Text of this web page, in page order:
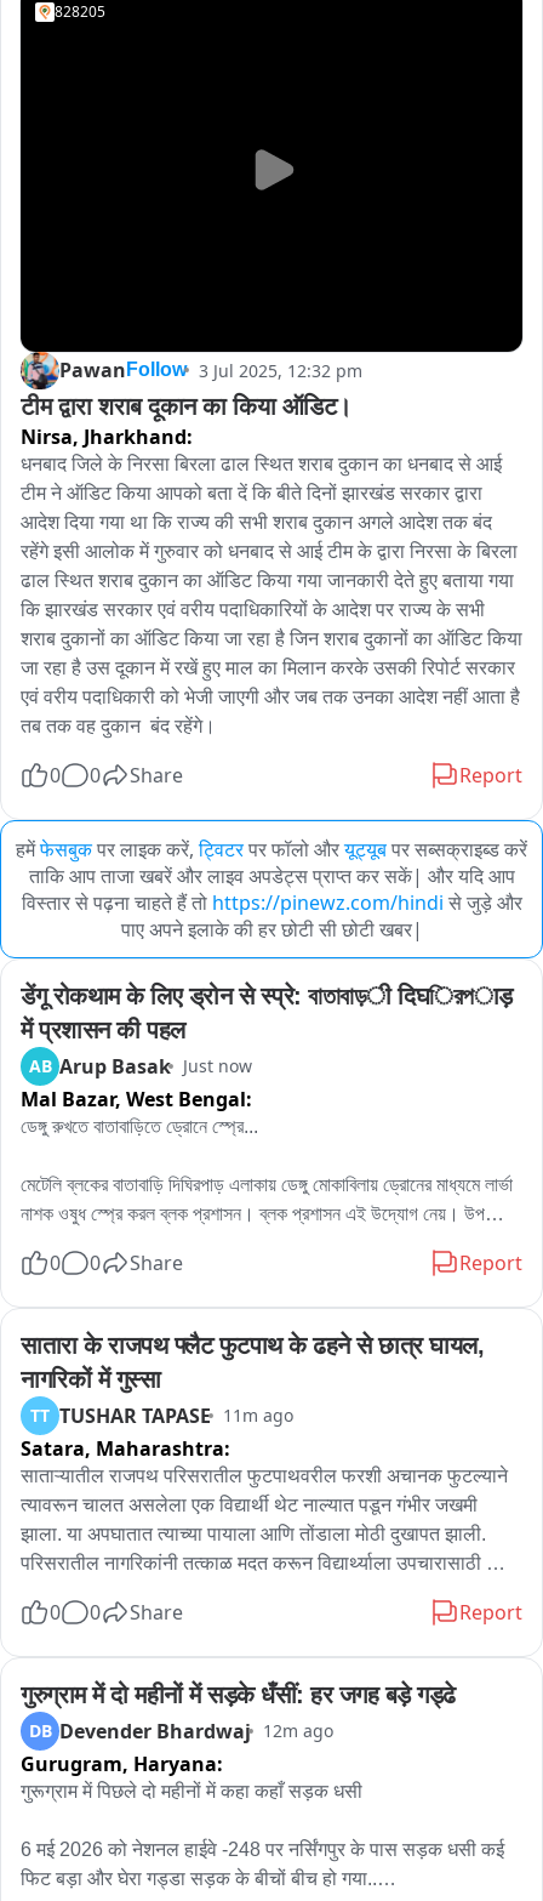
828205
Pawan Follow 3 Jul 2025, 12:32 pm
टीम द्वारा शराब दूकान का किया ऑडिट।
Nirsa, Jharkhand:
धनबाद जिले के निरसा बिरला ढाल स्थित शराब दुकान का धनबाद से आई
टीम ने ऑडिट किया आपको बता दें कि बीते दिनों झारखंड सरकार द्वारा
आदेश दिया गया था कि राज्य की सभी शराब दुकान अगले आदेश तक बंद
रहेंगे इसी आलोक में गुरुवार को धनबाद से आई टीम के द्वारा निरसा के बिरला
ढाल स्थित शराब दुकान का ऑडिट किया गया जानकारी देते हुए बताया गया
कि झारखंड सरकार एवं वरीय पदाधिकारियों के आदेश पर राज्य के सभी
शराब दुकानों का ऑडिट किया जा रहा है जिन शराब दुकानों का ऑडिट किया
जा रहा है उस दूकान में रखें हुए माल का मिलान करके उसकी रिपोर्ट सरकार
एवं वरीय पदाधिकारी को भेजी जाएगी और जब तक उनका आदेश नहीं आता है
तब तक वह दुकान  बंद रहेंगे।
0 0 Share Report
हमेंफेसबुकपर लाइक करें, ट्विटरपर फॉलो औरयूट्यूबपर सब्सक्राइब्ड करें
ताकि आप ताजा खबरें और लाइव अपडेट्स प्राप्त कर सकें| और यदि आप
विस्तार से पढ़ना चाहते हैं तो https://pinewz.com/hindi से जुड़े और
पाए अपने इलाके की हर छोटी सी छोटी खबर|
डेंगू रोकथाम के लिए ड्रोन से स्प्रे: বাতাবাড়ी दिघিরপाड़
में प्रशासन की पहल
AB Arup Basak Just now
Mal Bazar, West Bengal:
ডেঙ্গু রুখতে বাতাবাড়িতে ড্রোনে স্প্রে...
মেটেলি ব্লকের বাতাবাড়ি দিঘিরপাড় এলাকায় ডেঙ্গু মোকাবিলায় ড্রোনের মাধ্যমে লার্ভা
নাশক ওষুধ স্প্রে করল ব্লক প্রশাসন। ব্লক প্রশাসন এই উদ্যোগ নেয়। উপস্থিত
এক শিশুর ডেঙ্গু আক্রান্তের হদিশ মেলে। শিশুটিকে মাল সুপার স্পেশালিটি হাসপাতালে
ও সংলগ্ন এলাকায় ৩৬ জন ডেঙ্গু আক্রান্ত হয়েছেন। সকলেই বর্তমানে সুস্থ
রয়েছেন। ইতিমধ্যে প্রশাসনের তরফে নর্দমা পরিষ্কারের কাজও করা হয়েছে। তবে
নিয়মিত স্প্রে ও ফগিংয়ের দাবি জানিয়েছেন বাসিন্দারা। ডেঙ্গু প্রতিরোধে প্রয়োজনীয়
ব্যবস্থা নেওয়ার আশ্বাস দিয়েছেন বিডিও।
0 0 Share Report
सातारा के राजपथ फ्लैट फुटपाथ के ढहने से छात्र घायल,
नागरिकों में गुस्सा
TT TUSHAR TAPASE 11m ago
Satara, Maharashtra:
साताऱ्यातील राजपथ परिसरातील फुटपाथवरील फरशी अचानक फुटल्याने
त्यावरून चालत असलेला एक विद्यार्थी थेट नाल्यात पडून गंभीर जखमी
झाला. या अपघातात त्याच्या पायाला आणि तोंडाला मोठी दुखापत झाली.
परिसरातील नागरिकांनी तत्काळ मदत करून विद्यार्थ्याला उपचारासाठी
नागरिकांमध्ये तीव्र नाराजी व्यक्त होत असून, तातडीनेदुरुस्ती करण्याची
0 0 Share Report
गुरुग्राम में दो महीनों में सड़के धँसीं: हर जगह बड़े गड्ढे
DB Devender Bhardwaj 12m ago
Gurugram, Haryana:
गुरूग्राम में पिछले दो महीनों में कहा कहाँ सड़क धसी
6 मई 2026 को नेशनल हाईवे -248 पर नर्सिंगपुर के पास सड़क धसी कई
फिट बड़ा और घेरा गड्डा सड़क के बीचों बीच हो गया..